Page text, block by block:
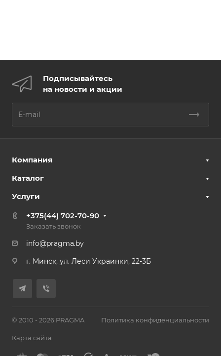
Подписывайтесь
на новости и акции
Компания
Каталог
Услуги
+375(44) 702-70-90
Заказать звонок
info@pragma.by
г. Минск, ул. Леси Украинки, 22-3Б
© 2010 - 2026 PRAGMA Политика конфиденциальности
Карта сайта